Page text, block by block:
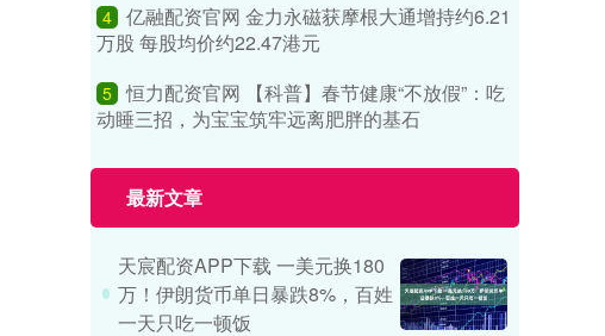
4 亿融配资官网 金力永磁获摩根大通增持约6.21
万股 每股均价约22.47港元
5 恒力配资官网 【科普】春节健康“不放假”：吃
动睡三招，为宝宝筑牢远离肥胖的基石
最新文章
天宸配资APP下载 一美元换180
万！伊朗货币单日暴跌8%，百姓
一天只吃一顿饭